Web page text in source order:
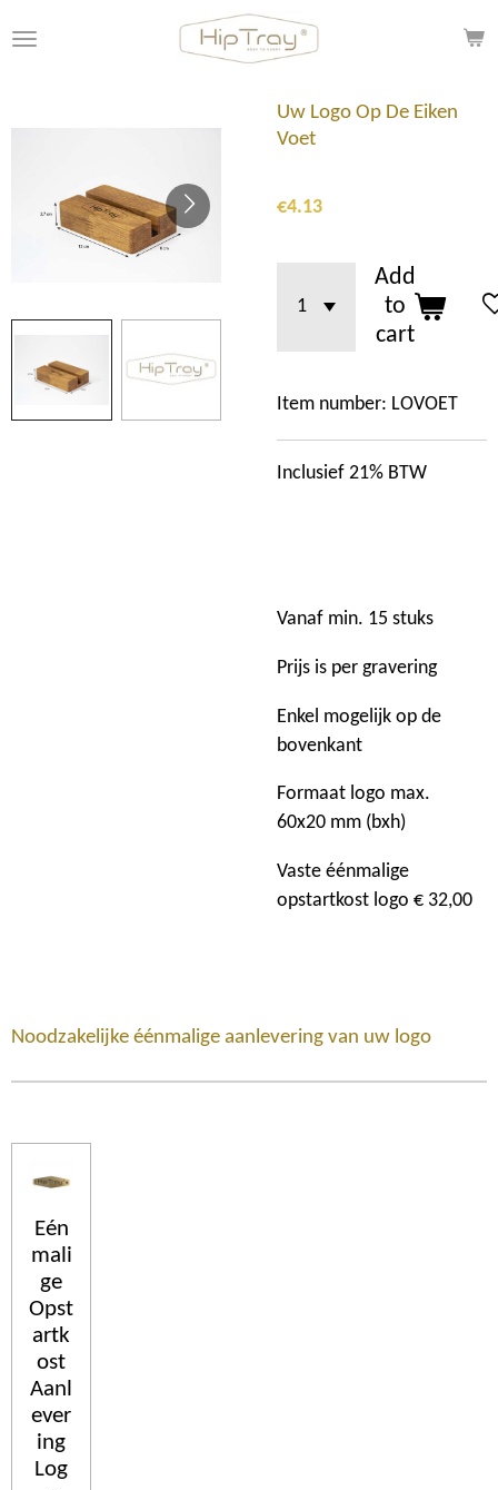
to
Uw Logo Op De Eiken
Voet
€4.13
Add
to
cart
Item number: LOVOET
Inclusief 21% BTW
Vanaf min. 15 stuks
Prijs is per gravering
Enkel mogelijk op de
bovenkant
Formaat logo max.
60x20 mm (bxh)
Vaste éénmalige
opstartkost logo € 32,00
Noodzakelijke éénmalige aanlevering van uw logo
Eén
mali
ge
Opst
artk
ost
Aanl
ever
ing
Log